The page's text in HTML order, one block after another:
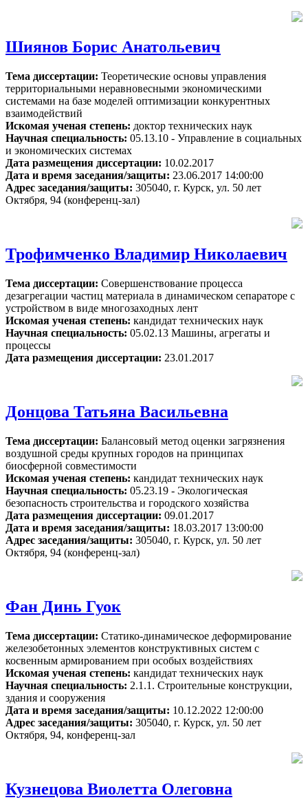
Шиянов Борис Анатольевич
Тема диссертации: Теоретические основы управления
территориальными неравновесными экономическими
системами на базе моделей оптимизации конкурентных
взаимодействий
Искомая ученая степень: доктор технических наук
Научная специальность: 05.13.10 - Управление в социальных
и экономических системах
Дата размещения диссертации: 10.02.2017
Дата и время заседания/защиты: 23.06.2017 14:00:00
Адрес заседания/защиты: 305040, г. Курск, ул. 50 лет
Октября, 94 (конференц-зал)
Трофимченко Владимир Николаевич
Тема диссертации: Совершенствование процесса
дезагрегации частиц материала в динамическом сепараторе с
устройством в виде многозаходных лент
Искомая ученая степень: кандидат технических наук
Научная специальность: 05.02.13 Машины, агрегаты и
процессы
Дата размещения диссертации: 23.01.2017
Донцова Татьяна Васильевна
Тема диссертации: Балансовый метод оценки загрязнения
воздушной среды крупных городов на принципах
биосферной совместимости
Искомая ученая степень: кандидат технических наук
Научная специальность: 05.23.19 - Экологическая
безопасность строительства и городского хозяйства
Дата размещения диссертации: 09.01.2017
Дата и время заседания/защиты: 18.03.2017 13:00:00
Адрес заседания/защиты: 305040, г. Курск, ул. 50 лет
Октября, 94 (конференц-зал)
Фан Динь Гуок
Тема диссертации: Статико-динамическое деформирование
железобетонных элементов конструктивных систем с
косвенным армированием при особых воздействиях
Искомая ученая степень: кандидат технических наук
Научная специальность: 2.1.1. Строительные конструкции,
здания и сооружения
Дата и время заседания/защиты: 10.12.2022 12:00:00
Адрес заседания/защиты: 305040, г. Курск, ул. 50 лет
Октября, 94, конференц-зал
Кузнецова Виолетта Олеговна